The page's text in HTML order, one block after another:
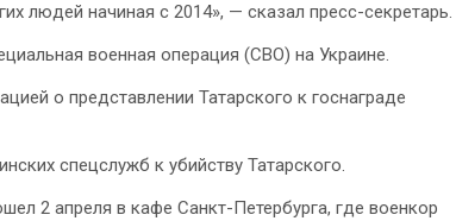
людей начиная с 2014», — сказал пресс-секретарь.
военная операция (СВО) на Украине.
о представлении Татарского к госнаграде
спецслужб к убийству Татарского.
2 апреля в кафе Санкт-Петербурга, где военкор